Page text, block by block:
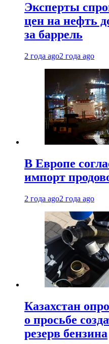
Эксперты
цен на нефть
за баррель
2 года ago2 года ago
В Европе
импорт
2 года ago2 года ago
Казахстан
о просьбе
резерв бензина